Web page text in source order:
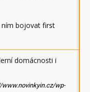
ním bojovat first
domácnosti i
www.novinkyin.cz/wp-